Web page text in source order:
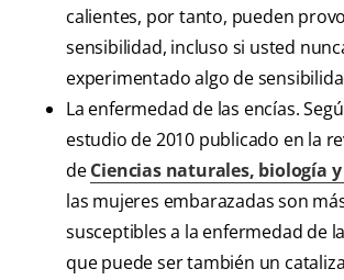
calientes, por tanto, pueden
sensibilidad, incluso si usted
experimentado algo de
La enfermedad de las encías.
estudio de 2010 publicado en la
deCiencias naturales, biología
las mujeres embarazadas son
susceptibles a la enfermedad de
que puede ser también un